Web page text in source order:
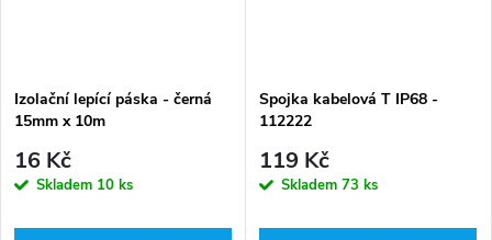
Izolační lepící páska - černá
15mm x 10m
16 Kč
Skladem 10 ks
Spojka kabelová T IP68 -
112222
119 Kč
Skladem 73 ks